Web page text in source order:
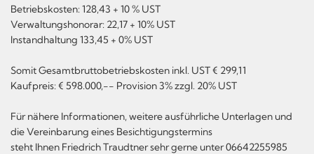
Betriebskosten: 128,43 + 10 % UST
Verwaltungshonorar: 22,17 + 10% UST
Instandhaltung 133,45 + 0% UST
Somit Gesamtbruttobetriebskosten inkl. UST € 299,11
Kaufpreis: € 598.000,-- Provision 3% zzgl. 20% UST
Für nähere Informationen, weitere ausführliche Unterlagen und
die Vereinbarung eines Besichtigungstermins
steht Ihnen Friedrich Traudtner sehr gerne unter 06642255985